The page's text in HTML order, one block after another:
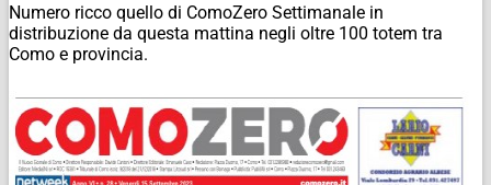
Numero ricco quello di ComoZero Settimanale in
distribuzione da questa mattina negli oltre 100 totem tra
Como e provincia.